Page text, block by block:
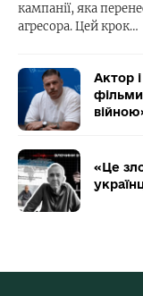
кампанії, яка
агресора. Цей крок…
Актор
фільми
«Це